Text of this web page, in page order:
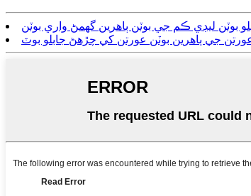
بوٽن ليڊي ڪم جي بوٽن ٻاهرين گھمڻ واري بوٽن
عورتن جي ٻاهرين بوٽن عورتن کي چڙهڻ جابلو بوٽ